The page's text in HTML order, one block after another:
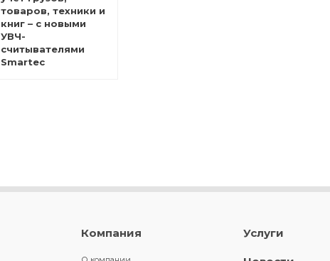
товаров, техники и
книг – с новыми
УВЧ-
считывателями
Smartec
Компания Услуги